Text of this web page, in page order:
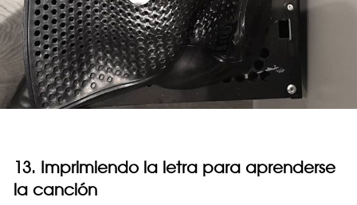
13. Imprimiendo la letra para aprenderse
la canción